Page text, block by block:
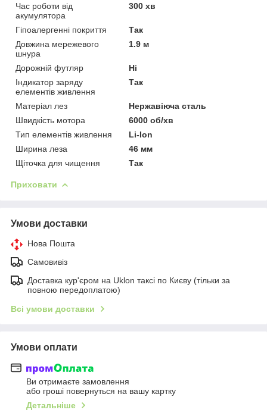
Час роботи від
акумулятора
300 хв
Гіпоалергенні покриття
Так
Довжина мережевого
шнура
1.9 м
Дорожній футляр
Ні
Індикатор заряду
елементів живлення
Так
Матеріал лез
Нержавіюча сталь
Швидкість мотора
6000 об/хв
Тип елементів живлення
Li-Ion
Ширина леза
46 мм
Щіточка для чищення
Так
Приховати
Умови доставки
Нова Пошта
Самовивіз
Доставка кур'єром на Uklon таксі по Києву (тільки за
повною передоплатою)
Всі умови доставки
Умови оплати
Ви отримаєте замовлення
або гроші повернуться на вашу картку
Детальніше